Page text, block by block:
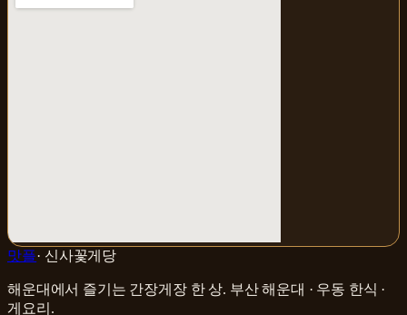
맛플· 신사꽃게당
해운대에서 즐기는 간장게장 한 상. 부산 해운대 · 우동 한식 ·
게요리 .